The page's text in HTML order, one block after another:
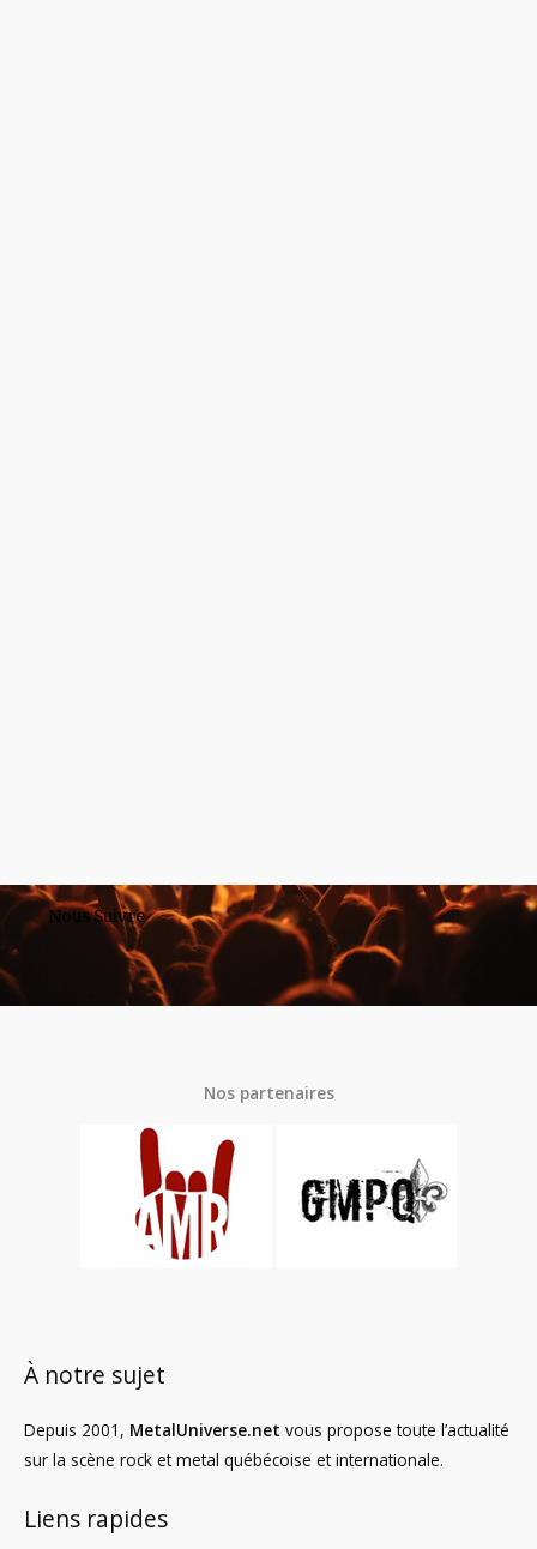
Nous Suivre
Nos partenaires
À notre sujet
Depuis 2001, MetalUniverse.net vous propose toute l’actualité
sur la scène rock et metal québécoise et internationale.
Liens rapides